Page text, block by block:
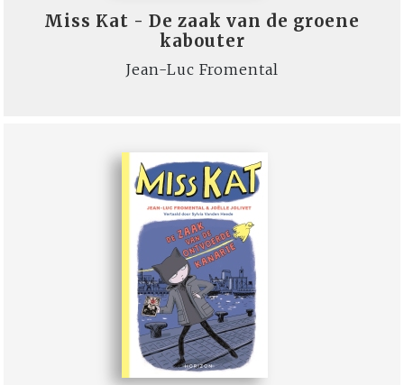
Miss Kat - De zaak van de groene
kabouter
Jean-Luc Fromental